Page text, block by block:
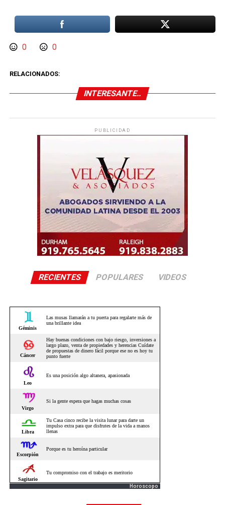
0 0
RELACIONADOS:
INTERESANTE..
PUBLICIDAD
RECIENTES POPULARES VIDEOS
Horoscopo